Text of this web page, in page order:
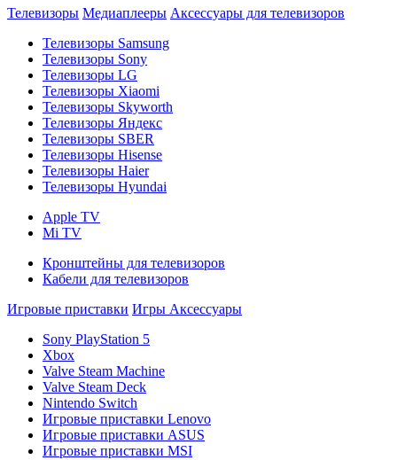
Телевизоры Медиаплееры Аксессуары для телевизоров
Телевизоры Samsung
Телевизоры Sony
Телевизоры LG
Телевизоры Xiaomi
Телевизоры Skyworth
Телевизоры Яндекс
Телевизоры SBER
Телевизоры Hisense
Телевизоры Haier
Телевизоры Hyundai
Apple TV
Mi TV
Кронштейны для телевизоров
Кабели для телевизоров
Игровые приставки Игры Аксессуары
Sony PlayStation 5
Xbox
Valve Steam Machine
Valve Steam Deck
Nintendo Switch
Игровые приставки Lenovo
Игровые приставки ASUS
Игровые приставки MSI